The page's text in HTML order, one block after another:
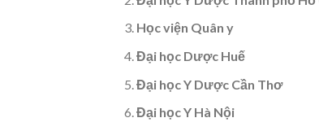
Học viện Quân y
Đại học Dược Huế
Đại học Y Dược Cần Thơ
Đại học Y Hà Nội